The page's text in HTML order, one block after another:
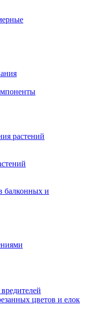
растений
балконных и
цветов и елок